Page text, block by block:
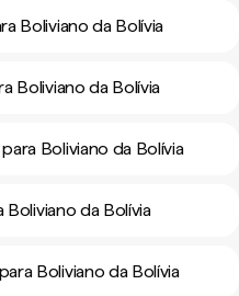
Boliviano da Bolívia
Boliviano da Bolívia
Boliviano da Bolívia
Boliviano da Bolívia
Boliviano da Bolívia